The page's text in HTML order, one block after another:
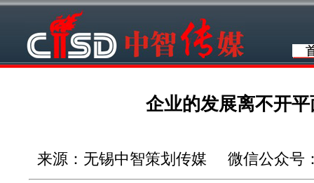
企业的发展离不开
来源：无锡中智策划传媒 微信公众号